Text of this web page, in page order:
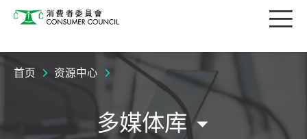
消费者委员会 目
首页 资源中心
多媒体库